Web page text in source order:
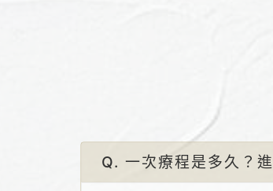
Q. 一次療程是多久？